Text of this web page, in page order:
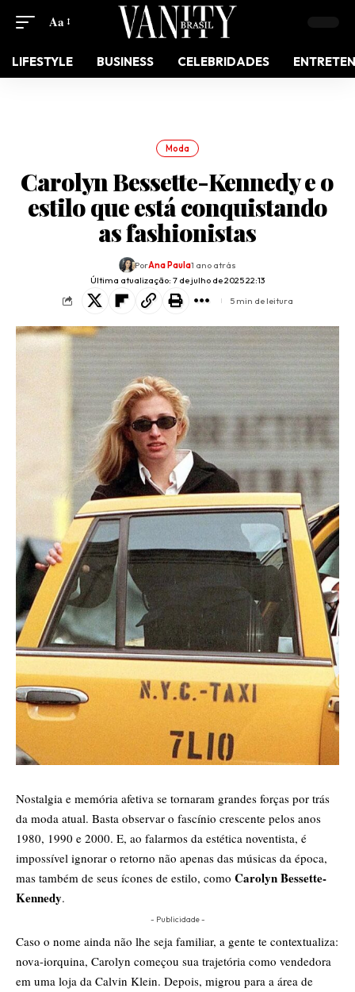
Aa
LIFESTYLE BUSINESS CELEBRIDADES
Moda
Carolyn Bessette-Kennedy e o
estilo que está conquistando
as fashionistas
Última atualização: 7 de julho de 2025 22:13
PorAna Paula1 ano atrás
5 min de leitura
Nostalgia e memória afetiva se tornaram grandes forças por trás
da moda atual. Basta observar o fascínio crescente pelos anos
1980, 1990 e 2000. E, ao falarmos da estética noventista, é
impossível ignorar o retorno não apenas das músicas da época,
mas também de seus ícones de estilo, como Carolyn Bessette-
Kennedy.
- Publicidade -
Caso o nome ainda não lhe seja familiar, a gente te contextualiza:
nova-iorquina, Carolyn começou sua trajetória como vendedora
em uma loja da Calvin Klein. Depois, migrou para a área de